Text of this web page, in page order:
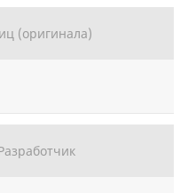
(оригинала)